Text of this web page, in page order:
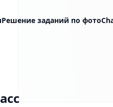
Решение заданий по фото